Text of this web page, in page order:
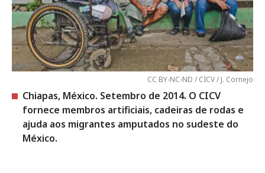
CC BY-NC-ND / CICV / J. Cornejo
Chiapas, México. Setembro de 2014. O CICV
fornece membros artificiais, cadeiras de rodas e
ajuda aos migrantes amputados no sudeste do
México.